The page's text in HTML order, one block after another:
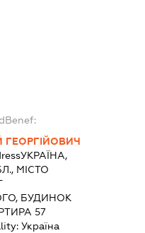
ГЕОРГІЙОВИЧ
УКРАЇНА,
МІСТО
БУДИНОК
57
Україна